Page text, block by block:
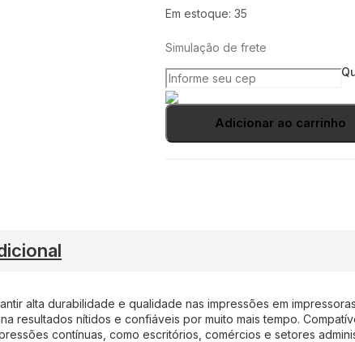
Em estoque: 35
Simulação de frete
Adicionar ao carrinho
alta durabilidade e qualidade nas impressões em
resultados nítidos e confiáveis por muito mais tempo.
contínuas, como escritórios, comércios e setores